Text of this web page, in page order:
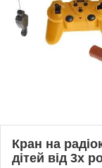
Кран на
дітей від 3х